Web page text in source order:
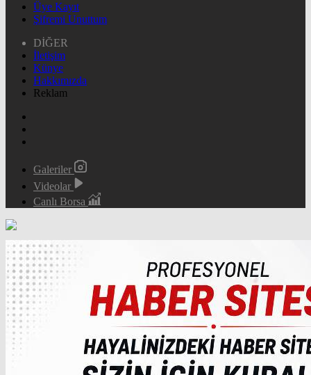
Üye Kayıt
Şifremi Unuttum
DİĞER
İletişim
Künye
Hakkımızda
Reklam
Galeriler
Videolar
Canlı Borsa